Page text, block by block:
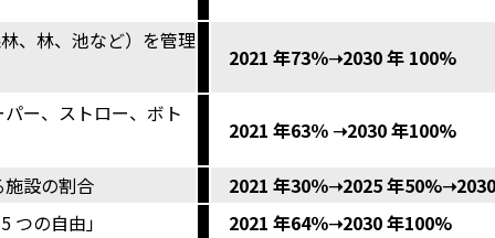
、林、池など）を管理
2021 年73％➝2030 年 100%
ー、ストロー、ボト
2021 年63％ ➝2030 年100%
設の割合
2021 年30％➝2025 年
の自由」
2021 年64％➝2030 年100%